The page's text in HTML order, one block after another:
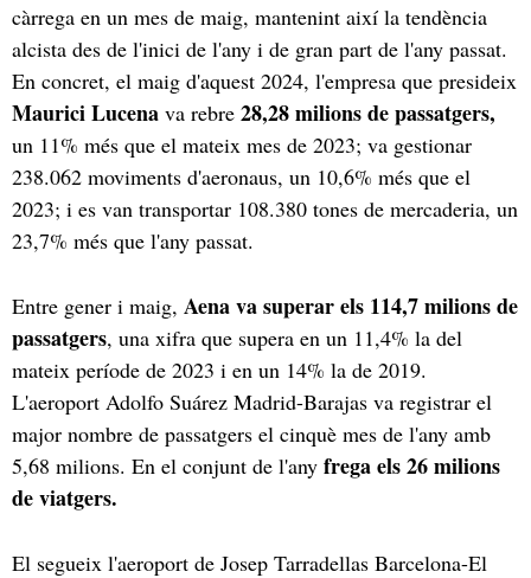
càrrega en un mes de maig, mantenint així la tendència
alcista des de l'inici de l'any i de gran part de l'any passat.
En concret, el maig d'aquest 2024, l'empresa que presideix
Maurici Lucena va rebre 28,28 milions de passatgers,
un 11% més que el mateix mes de 2023; va gestionar
238.062 moviments d'aeronaus, un 10,6% més que el
2023; i es van transportar 108.380 tones de mercaderia, un
23,7% més que l'any passat.
Entre gener i maig, Aena va superar els 114,7 milions de
passatgers, una xifra que supera en un 11,4% la del
mateix període de 2023 i en un 14% la de 2019.
L'aeroport Adolfo Suárez Madrid-Barajas va registrar el
major nombre de passatgers el cinquè mes de l'any amb
5,68 milions. En el conjunt de l'any frega els 26 milions
de viatgers.
El segueix l'aeroport de Josep Tarradellas Barcelona-El